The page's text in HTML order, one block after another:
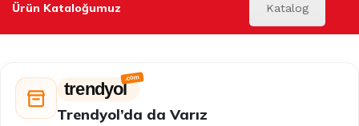
Ürün Kataloğumuz Katalog
trendyol
Trendyol’da da Varız